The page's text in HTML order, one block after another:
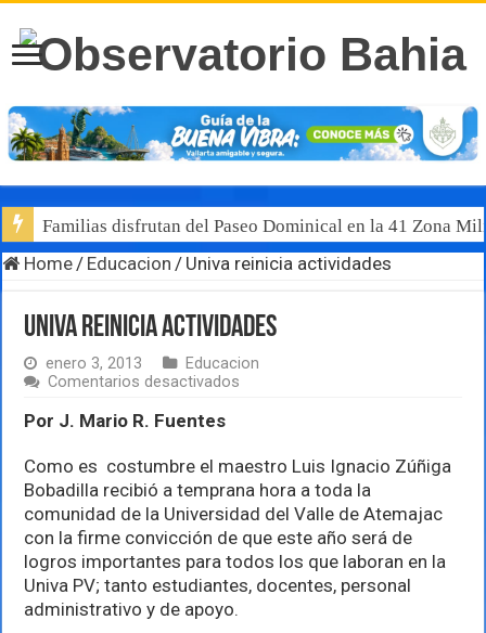
Familias disfrutan del Paseo Dominical en la 41 Zona
Home / Educacion / Univa reinicia actividades
Univa reinicia actividades
enero 3, 2013
Educacion
Comentarios desactivados
Por J. Mario R. Fuentes
Como es costumbre el maestro Luis Ignacio Zúñiga
Bobadilla recibió a temprana hora a toda la
comunidad de la Universidad del Valle de Atemajac
con la firme convicción de que este año será de
logros importantes para todos los que laboran en la
Univa PV; tanto estudiantes, docentes, personal
administrativo y de apoyo.